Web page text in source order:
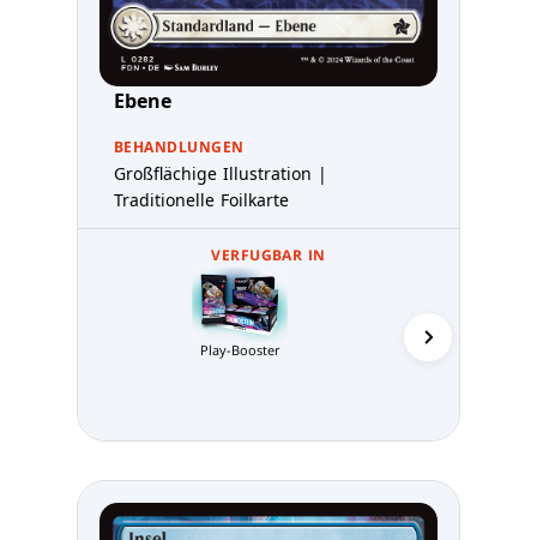
Ebene
BEHANDLUNGEN
Großflächige Illustration |
Traditionelle Foilkarte
VERFUGBAR IN
Play-Booster